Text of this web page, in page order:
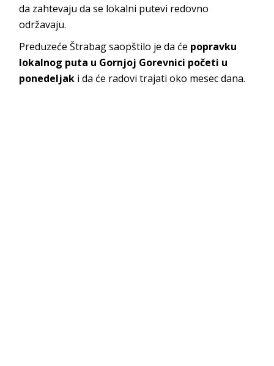
da zahtevaju da se lokalni putevi redovno
održavaju.
Preduzeće Štrabag saopštilo je da će popravku
lokalnog puta u Gornjoj Gorevnici početi u
ponedeljak i da će radovi trajati oko mesec dana.